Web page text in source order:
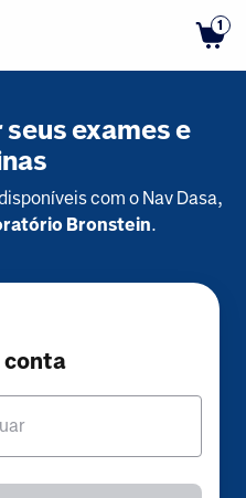
1
exames e
com o Nav Dasa,
Bronstein.
conta